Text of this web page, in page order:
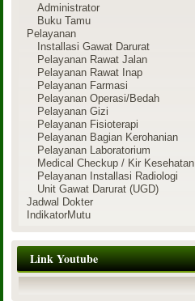
Administrator
Buku Tamu
Pelayanan
Installasi Gawat Darurat
Pelayanan Rawat Jalan
Pelayanan Rawat Inap
Pelayanan Farmasi
Pelayanan Operasi/Bedah
Pelayanan Gizi
Pelayanan Fisioterapi
Pelayanan Bagian Kerohanian
Pelayanan Laboratorium
Medical Checkup / Kir Kesehatan
Pelayanan Installasi Radiologi
Unit Gawat Darurat (UGD)
Jadwal Dokter
IndikatorMutu
Link Youtube